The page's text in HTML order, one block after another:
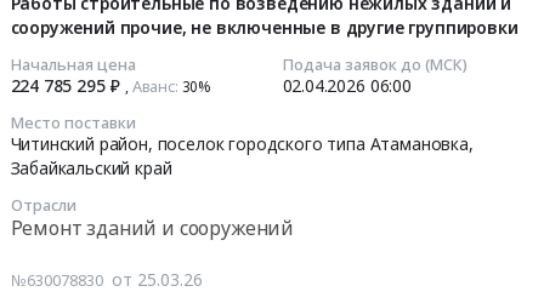
250.
сооружений прочие, не включенные в другие группировки
Начальная цена
224 785 295 ₽ ,Аванс: 30%‍
Подача заявок до (МСК)
02.04.2026 06:00
Место поставки
Читинский район, поселок городского типа Атамановка,
Забайкальский край
Отрасли
Ремонт зданий и сооружений
№630078830 от 25.03.26